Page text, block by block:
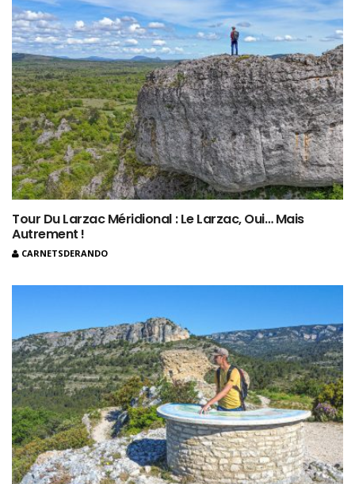
Tour Du Larzac Méridional : Le Larzac, Oui… Mais
Autrement !
CARNETSDERANDO